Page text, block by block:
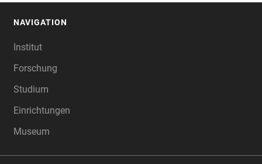
NAVIGATION
Institut
Forschung
Studium
Einrichtungen
Museum